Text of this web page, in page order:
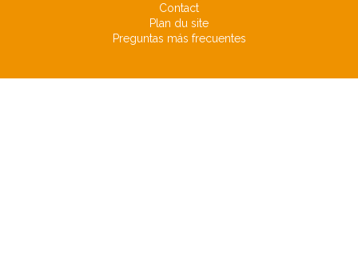
Contact
Plan du site
Preguntas más frecuentes